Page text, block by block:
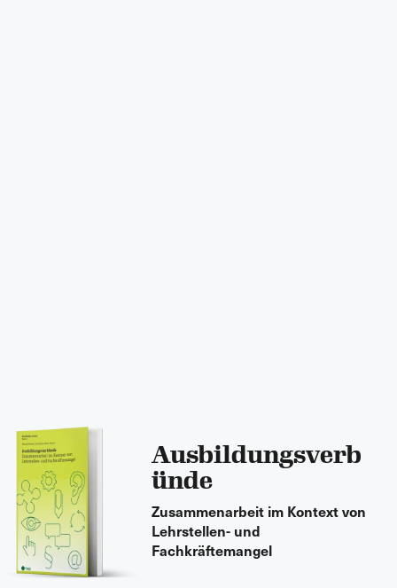
Ausbildungsverb
ünde
Zusammenarbeit im Kontext von
Lehrstellen- und
Fachkräftemangel